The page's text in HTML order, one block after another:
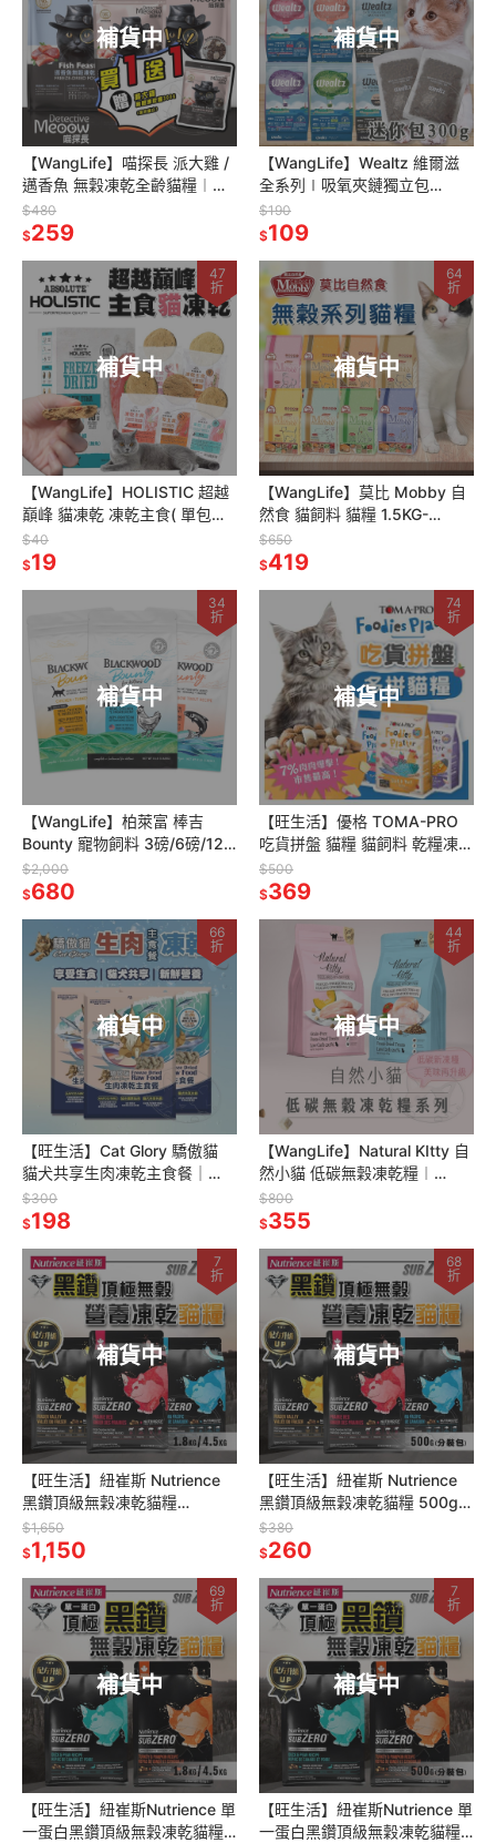
補貨中
【WangLife】喵探長 派大雞 /
邁香魚 無穀凍乾全齡貓糧︱
300g/1.5kg︱凍乾貓糧 貓飼料
$480
$259
補貨中
【WangLife】Wealtz 維爾滋
全系列∣吸氧夾鏈獨立包
300g∣ 天然無穀貓飼料 韓國
品牌飼料 貓糧
$190
$109
補貨中
47
折
【WangLife】HOLISTIC 超越
巔峰 貓凍乾 凍乾主食( 單包裝1
入) 貓飼料 貓主食凍乾 貓零食
$40
$19
補貨中
64
折
【WangLife】莫比 Mobby 自
然食 貓飼料 貓糧 1.5KG-
7.5KG(幼母貓~無穀~成貓)全系
列
$650
$419
補貨中
34
折
【WangLife】柏萊富 棒吉
Bounty 寵物飼料 3磅/6磅/12
磅 貓咪飼料 海陸組合 貓咪乾糧
貓飼料
$2,000
$680
補貨中
74
折
【旺生活】優格 TOMA-PRO
吃貨拼盤 貓糧 貓飼料 乾糧凍乾
拼盤 毛孩主食 乾飼料 寵物飼料
$500
$369
補貨中
66
折
【旺生活】Cat Glory 驕傲貓
貓犬共享生肉凍乾主食餐｜
100g 犬貓凍乾 凍乾 主食
$300
$198
補貨中
44
折
【WangLife】Natural KItty 自
然小貓 低碳無穀凍乾糧︱
800g/1.8kg︱凍乾貓糧
$800
$355
補貨中
7
折
【旺生活】紐崔斯 Nutrience
黑鑽頂級無穀凍乾貓糧
1.8KG/4.5KG 貓飼料 貓糧
$1,650
$1,150
補貨中
68
折
【旺生活】紐崔斯 Nutrience
黑鑽頂級無穀凍乾貓糧 500g
分裝包 試吃包 貓飼料 貓糧
$380
$260
補貨中
69
折
【旺生活】紐崔斯Nutrience 單
一蛋白黑鑽頂級無穀凍乾貓糧
補貨中
7
折
【旺生活】紐崔斯Nutrience 單
一蛋白黑鑽頂級無穀凍乾貓糧